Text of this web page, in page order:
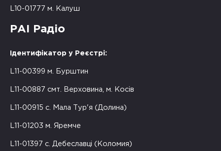
L10-01777 м. Калуш
РАІ Радіо
Ідентифікатор у Реєстрі:
L11-00399 м. Бурштин
L11-00887 смт. Верховина, м. Косів
L11-00915 с. Мала Тур'я (Долина)
L11-01203 м. Яремче
L11-01397 с. Дебеславці (Коломия)